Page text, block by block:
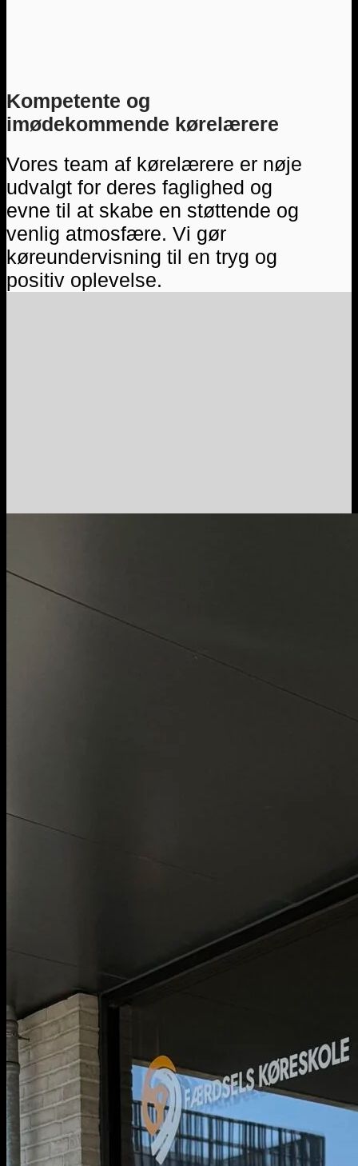
Kompetente og
imødekommende kørelærere
Vores team af kørelærere er nøje
udvalgt for deres faglighed og
evne til at skabe en støttende og
venlig atmosfære. Vi gør
køreundervisning til en tryg og
positiv oplevelse.